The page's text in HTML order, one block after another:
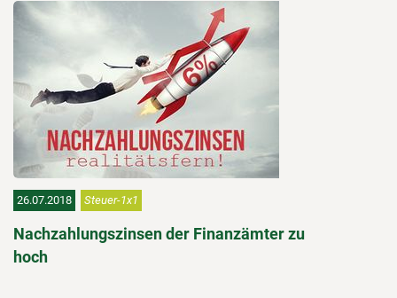
26.07.2018 Steuer-1x1
Nachzahlungszinsen der Finanzämter zu
hoch